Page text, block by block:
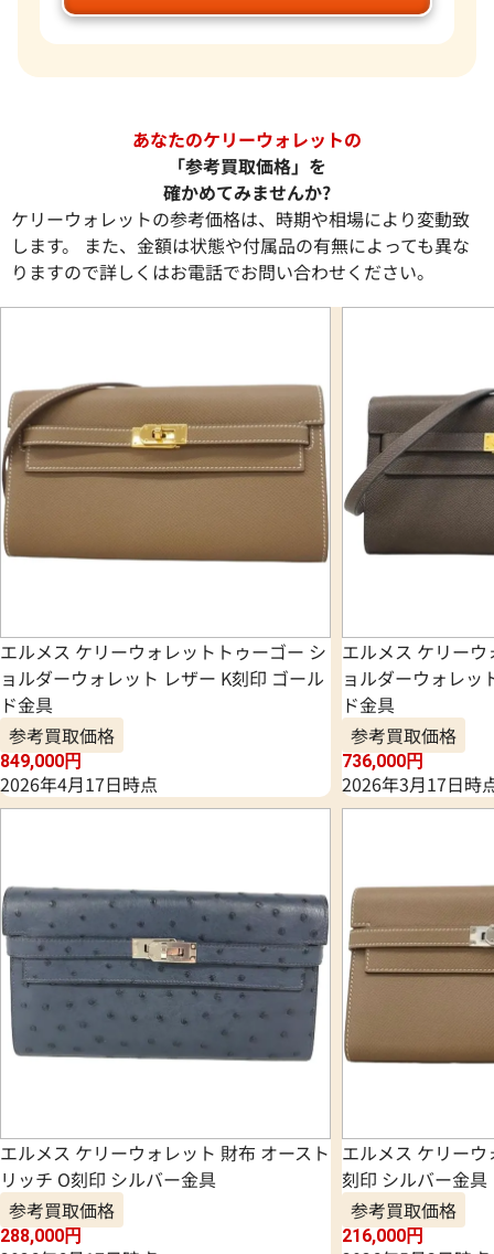
あなたのケリーウォレットの
「参考買取価格」を
確かめてみませんか?
ケリーウォレットの参考価格は、時期や相場により変動致
します。 また、金額は状態や付属品の有無によっても異な
りますので詳しくはお電話でお問い合わせください。
エルメス ケリーウォレットトゥーゴー シ
ョルダーウォレット レザー K刻印 ゴール
ド金具
参考買取価格
849,000円
2026年4月17日時点
エルメス ケリー
ョルダーウォレッ
ド金具
参考買取価格
736,000円
2026年3月17日時
エルメス ケリーウォレット 財布 オースト
リッチ O刻印 シルバー金具
参考買取価格
288,000円
エルメス ケリー
刻印 シルバー金具
参考買取価格
216,000円